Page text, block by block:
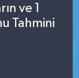
ve 1
Tahmini